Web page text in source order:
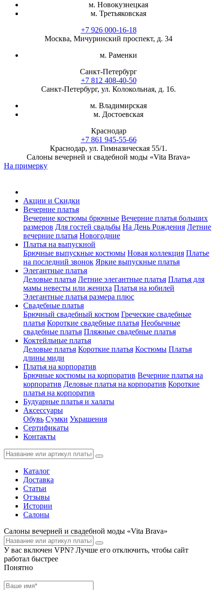
м. Новокузнецкая
м. Третьяковская
+7 926 000-16-18
Москва, Мичуринский проспект, д. 34
м. Раменки
Санкт-Петербург
+7 812 408-40-50
Санкт-Петербург, ул. Колокольная, д. 16.
м. Владимирская
м. Достоевская
Краснодар
+7 861 945-55-66
Краснодар, ул. Гимназическая 55/1.
Салоны вечерней и свадебной моды «Vita Brava»
На примерку
Акции и Скидки
Вечерние платья
Вечерние костюмы брючные Вечерние платья больших
размеров Для гостей свадьбы На День Рождения Летние
вечерние платья Новогодние
Платья на выпускной
Брючные выпускные костюмы Новая коллекция Платье
на последний звонок Яркие выпускные платья
Элегантные платья
Деловые платья Летние элегантные платья Платья для
мамы невесты или жениха Платья на юбилей
Элегантные платья размера плюс
Свадебные платья
Брючный свадебный костюм Греческие свадебные
платья Короткие свадебные платья Необычные
свадебные платья Пляжные свадебные платья
Коктейльные платья
Деловые платья Короткие платья Костюмы Платья
длины миди
Платья на корпоратив
Брючные костюмы на корпоратив Вечерние платья на
корпоратив Деловые платья на корпоратив Короткие
платья на корпоратив
Будуарные платья и халаты
Аксессуары
Обувь Сумки Украшения
Сертификаты
Контакты
Каталог
Доставка
Статьи
Отзывы
Истории
Салоны
Салоны вечерней и свадебной моды «Vita Brava»
У вас включен VPN? Лучше его отключить, чтобы сайт
работал быстрее
Понятно